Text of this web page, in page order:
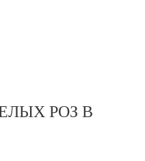
РОЗ В